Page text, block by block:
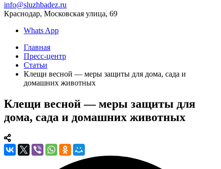
info@sluzhbadez.ru
Краснодар, Московская улица, 69
Whats App
Главная
Пресс-центр
Статьи
Клещи весной — меры защиты для дома, сада и
домашних животных
Клещи весной — меры защиты для
дома, сада и домашних животных